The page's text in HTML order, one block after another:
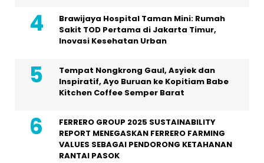
Brawijaya Hospital Taman Mini: Rumah
Sakit TOD Pertama di Jakarta Timur,
Inovasi Kesehatan Urban
Tempat Nongkrong Gaul, Asyiek dan
Inspiratif, Ayo Buruan ke Kopitiam Babe
Kitchen Coffee Semper Barat
FERRERO GROUP 2025 SUSTAINABILITY
REPORT MENEGASKAN FERRERO FARMING
VALUES SEBAGAI PENDORONG KETAHANAN
RANTAI PASOK